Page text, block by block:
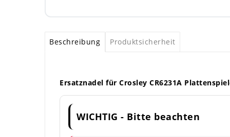
Beschreibung Produktsicherheit
Ersatznadel für Crosley CR6231A
WICHTIG - Bitte beachten